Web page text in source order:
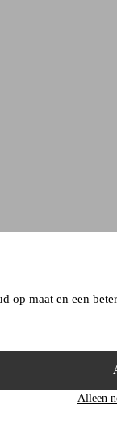
op maat en een
Alleen